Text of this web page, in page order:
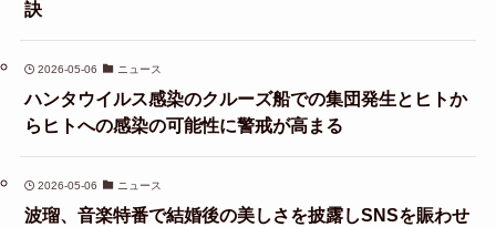
訣
2026-05-06 ニュース
ハンタウイルス感染のクルーズ船での集団発生とヒトか
らヒトへの感染の可能性に警戒が高まる
2026-05-06 ニュース
波瑠、音楽特番で結婚後の美しさを披露しSNSを賑わせ